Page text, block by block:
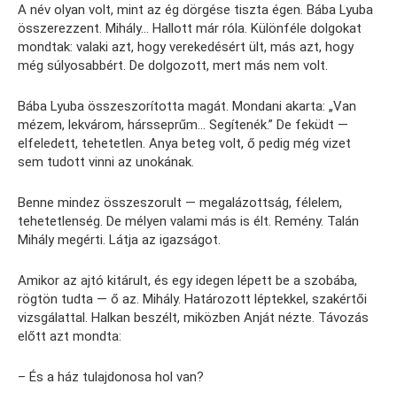
A név olyan volt, mint az ég dörgése tiszta égen. Bába Lyuba
összerezzent. Mihály… Hallott már róla. Különféle dolgokat
mondtak: valaki azt, hogy verekedésért ült, más azt, hogy
még súlyosabbért. De dolgozott, mert más nem volt.
Bába Lyuba összeszorította magát. Mondani akarta: „Van
mézem, lekvárom, hársseprűm… Segítenék.” De feküdt —
elfeledett, tehetetlen. Anya beteg volt, ő pedig még vizet
sem tudott vinni az unokának.
Benne mindez összeszorult — megalázottság, félelem,
tehetetlenség. De mélyen valami más is élt. Remény. Talán
Mihály megérti. Látja az igazságot.
Amikor az ajtó kitárult, és egy idegen lépett be a szobába,
rögtön tudta — ő az. Mihály. Határozott léptekkel, szakértői
vizsgálattal. Halkan beszélt, miközben Anját nézte. Távozás
előtt azt mondta:
– És a ház tulajdonosa hol van?